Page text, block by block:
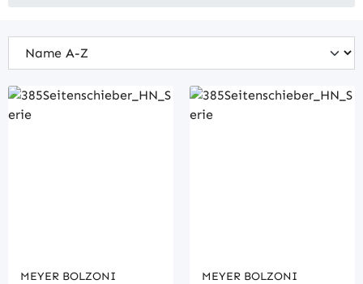
MEYER BOLZONI MEYER BOLZONI